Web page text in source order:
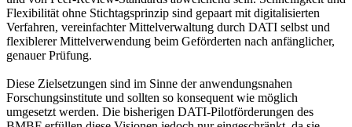
Flexibilität ohne Stichtagsprinzip sind gepaart mit digitalisierten
Verfahren, vereinfachter Mittelverwaltung durch DATI selbst und
flexiblerer Mittelverwendung beim Geförderten nach anfänglicher,
genauer Prüfung.
Diese Zielsetzungen sind im Sinne der anwendungsnahen
Forschungsinstitute und sollten so konsequent wie möglich
umgesetzt werden. Die bisherigen DATI-Pilotförderungen des